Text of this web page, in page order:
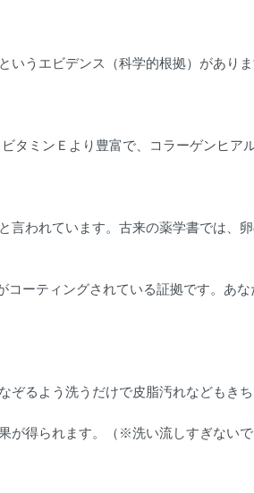
いうエビデンス（科学的根拠）があり
タミンＥより豊富で、コラーゲンヒア
言われています。古来の薬学書では、
ーティングされている証拠です。あな
ぞるよう洗うだけで皮脂汚れなどもき
が得られます。（※洗い流しすぎないで